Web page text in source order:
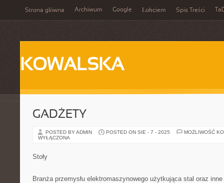
Strona główna Archiwum Google Łokciem Spis Treści
KOWALSKA
GADŻETY
POSTED BY ADMIN POSTED ON SIE - 7 - 2025
MOŻLIWOŚĆ
WYŁĄCZONA
Stoły
Branża przemysłu elektromaszynowego użytkująca stal oraz